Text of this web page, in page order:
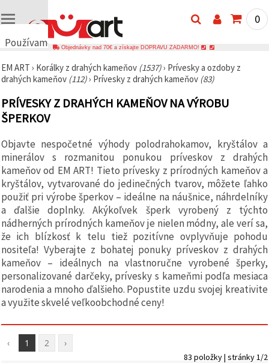
Používame
🍪
Používame
podobné
technológie,
aby sme
správne
fungovanie
webovej
stránky,
zlepšili váš
používateľský
zážitok a s
vaším
súhlasom
analyzovali
návštevnosť
zobrazovali
relevantnejší
obsah a
reklamu, aj
s pomocou
našich
marketing.
0
Objednávky nad 70€ a získajte DOPRAVU ZADARMO!
EM ART › Korálky z drahých kameňov (1537)› Prívesky a ozdoby z
drahých kameňov (112)› Prívesky z drahých kameňov (83)
PRÍVESKY Z DRAHÝCH KAMEŇOV NA VÝROBU
ŠPERKOV
Objavte nespočetné výhody polodrahokamov, kryštálov a
minerálov s rozmanitou ponukou príveskov z drahých
kameňov od EM ART! Tieto prívesky z prírodných kameňov a
kryštálov, vytvarované do jedinečných tvarov, môžete ľahko
použiť pri výrobe šperkov – ideálne na náušnice, náhrdelníky
a ďalšie doplnky. Akýkoľvek šperk vyrobený z týchto
nádherných prírodných kameňov je nielen módny, ale verí sa,
že ich blízkosť k telu tiež pozitívne ovplyvňuje pohodu
nositeľa! Vyberajte z bohatej ponuky príveskov z drahých
kameňov – ideálnych na vlastnoručne vyrobené šperky,
personalizované darčeky, prívesky s kameňmi podľa mesiaca
narodenia a mnoho ďalšieho. Popustite uzdu svojej kreativite
a využite skvelé veľkoobchodné ceny!
‹ 1 2 ›
83 položky | stránky 1/2